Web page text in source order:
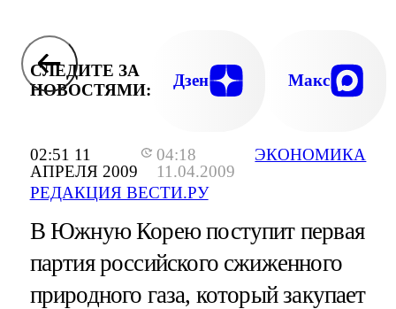
02:51 11
АПРЕЛЯ 2009
04:18
11.04.2009
РЕДАКЦИЯ ВЕСТИ.РУ
ЭКОНОМИКА
СЛЕДИТЕ ЗА
НОВОСТЯМИ:
Дзен Макс
В Южную Корею поступит первая
партия российского сжиженного
природного газа, который закупает